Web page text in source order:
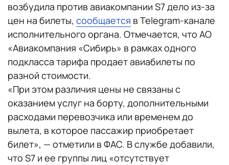
возбудила против авиакомпании S7 дело из-за
цен на билеты, сообщается в Telegram-канале
исполнительного органа. Отмечается, что АО
«Авиакомпания «Сибирь» в рамках одного
подкласса тарифа продает авиабилеты по
разной стоимости.
«При этом различия цены не связаны с
оказанием услуг на борту, дополнительными
расходами перевозчика или временем до
вылета, в которое пассажир приобретает
билет», — отметили в ФАС. В службе добавили,
что S7 и ее группы лиц «отсутствует